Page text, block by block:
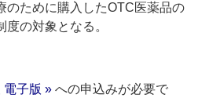
のために購入したOTC医薬品の
の対象となる。
電子版 » への申込みが必要で